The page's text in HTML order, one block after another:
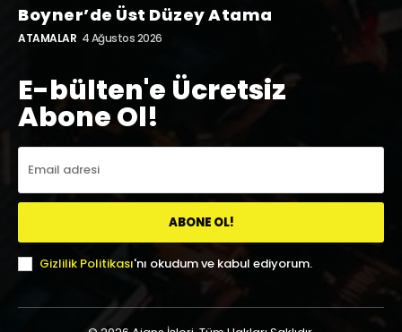
Boyner’de Üst Düzey Atama
ATAMALAR 4 Ağustos 2026
E-bülten'e Ücretsiz
Abone Ol!
ABONE OL!
Gizlilik Politikası'nı okudum ve kabul ediyorum.